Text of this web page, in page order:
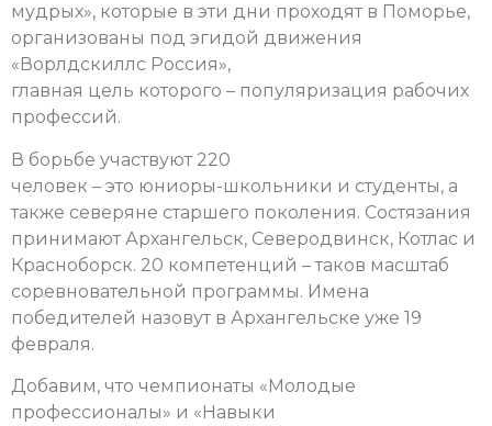
мудрых», которые в эти дни проходят в Поморье,
организованы под эгидой движения
«Ворлдскиллс Россия»,
главная цель которого – популяризация рабочих
профессий.
В борьбе участвуют 220
человек – это юниоры-школьники и студенты, а
также северяне старшего поколения. Состязания
принимают Архангельск, Северодвинск, Котлас и
Красноборск. 20 компетенций – таков масштаб
соревновательной программы. Имена
победителей назовут в Архангельске уже 19
февраля.
Добавим, что чемпионаты «Молодые
профессионалы» и «Навыки